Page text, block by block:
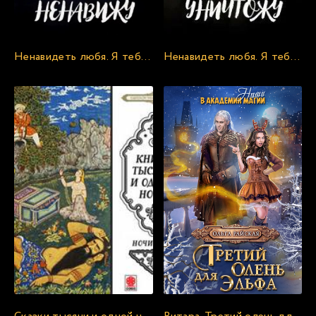
26
Ненавидеть любя. Я тебя ненавижу - Елена Рахманина (1) Ненавидеть любя. Я тебя уничтожу - Елена Рахманина (3)